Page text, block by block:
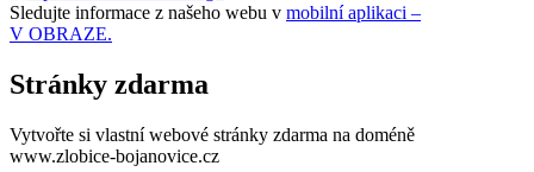
Sledujte informace z našeho webu v mobilní aplikaci –
V OBRAZE.
Stránky zdarma
Vytvořte si vlastní webové stránky zdarma na doméně
www.zlobice-bojanovice.cz